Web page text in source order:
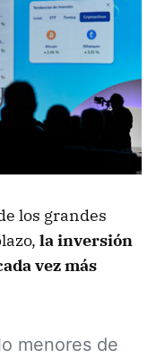
los grandes
la inversión
vez más
menores de